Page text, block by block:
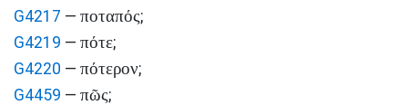
G4217 — ποταπός;
G4219 — πότε;
G4220 — πότερον;
G4459 — πῶς;